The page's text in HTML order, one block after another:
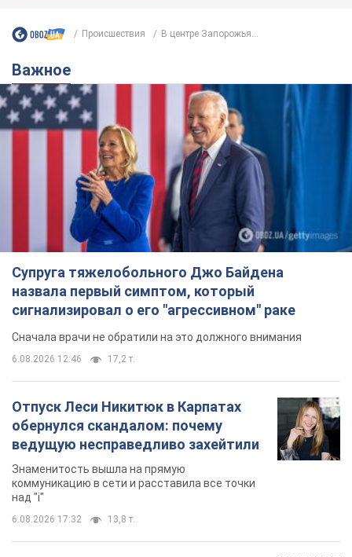
Происшествия В центре Запорожья...
Важное
Супруга тяжелобольного Джо Байдена
назвала первый симптом, который
сигнализировал о его "агрессивном" раке
Сначала врачи не обратили на это должного внимания
6.08.2026 12:46 17,2 т.
Отпуск Леси Никитюк в Карпатах
обернулся скандалом: почему
ведущую несправедливо захейтили
Знаменитость вышла на прямую
коммуникацию в сети и расставила все точки
над "i"
6.08.2026 17:32 13,8 т.